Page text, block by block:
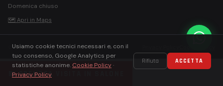
Usiamo cookie tecnici necessari e, con il
tuo consenso, Google Analytics per
statistiche anonime. Cookie Policy·
Privacy Policy
Rifiuta ACCETTA
Domenica chiuso
🗺 Apri in Maps
©Donolauto S.r.l. · PEC: donolautosrl@pec.it
📅 PRENOTA VISITA IN SALONE